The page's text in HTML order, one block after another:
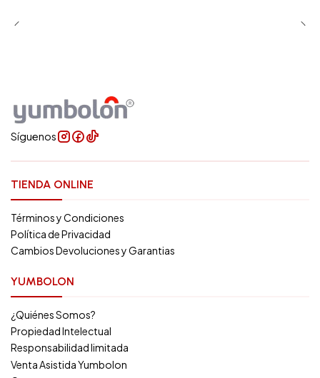
Síguenos
TIENDA ONLINE
Términos y Condiciones
Política de Privacidad
Cambios Devoluciones y Garantias
YUMBOLON
¿Quiénes Somos?
Propiedad Intelectual
Responsabilidad limitada
Venta Asistida Yumbolon